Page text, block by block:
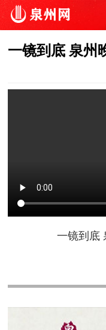
一镜到底 泉州
一镜到底